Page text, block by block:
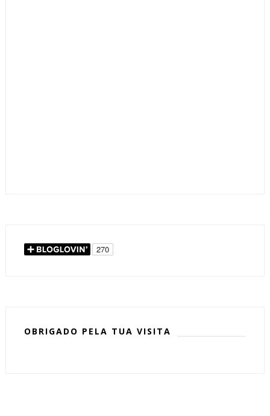
OBRIGADO PELA TUA VISITA